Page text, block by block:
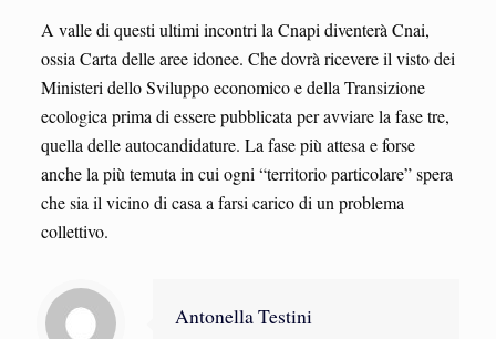
A valle di questi ultimi incontri la Cnapi diventerà Cnai,
ossia Carta delle aree idonee. Che dovrà ricevere il visto dei
Ministeri dello Sviluppo economico e della Transizione
ecologica prima di essere pubblicata per avviare la fase tre,
quella delle autocandidature. La fase più attesa e forse
anche la più temuta in cui ogni “territorio particolare” spera
che sia il vicino di casa a farsi carico di un problema
collettivo.
Antonella Testini